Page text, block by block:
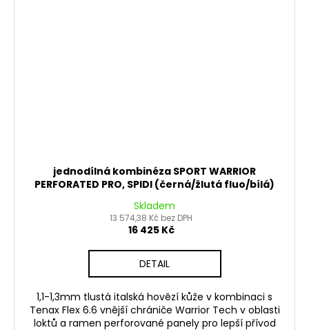
jednodílná kombinéza SPORT WARRIOR
PERFORATED PRO, SPIDI (černá/žlutá fluo/bílá)
Skladem
13 574,38 Kč bez DPH
16 425 Kč
DETAIL
1,1-1,3mm tlustá italská hovězí kůže v kombinaci s
Tenax Flex 6.6 vnější chrániče Warrior Tech v oblasti
loktů a ramen perforované panely pro lepší přívod